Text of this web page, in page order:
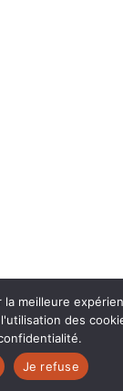
meilleure
des
Je refuse